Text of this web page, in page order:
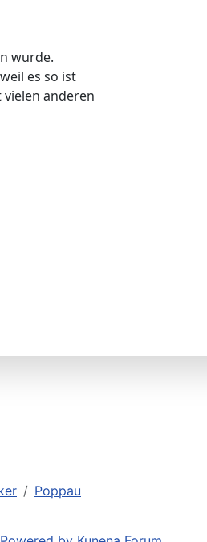
wurde.
es so ist
anderen
Poppau